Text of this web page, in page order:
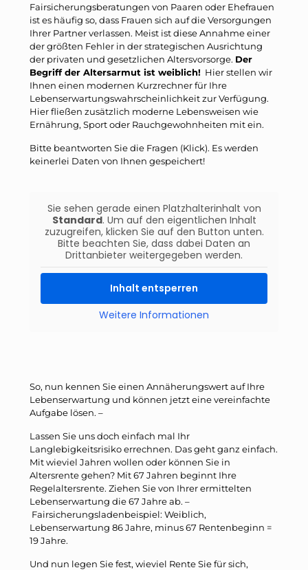
Fairsicherungsberatungen von Paaren oder Ehefrauen
ist es häufig so, dass Frauen sich auf die Versorgungen
Ihrer Partner verlassen. Meist ist diese Annahme einer
der größten Fehler in der strategischen Ausrichtung
der privaten und gesetzlichen Altersvorsorge. Der
Begriff der Altersarmut ist weiblich! Hier stellen wir
Ihnen einen modernen Kurzrechner für Ihre
Lebenserwartungswahrscheinlichkeit zur Verfügung.
Hier fließen zusätzlich moderne Lebensweisen wie
Ernährung, Sport oder Rauchgewohnheiten mit ein.
Bitte beantworten Sie die Fragen (Klick). Es werden
keinerlei Daten von Ihnen gespeichert!
Sie sehen gerade einen Platzhalterinhalt von
Standard. Um auf den eigentlichen Inhalt
zuzugreifen, klicken Sie auf den Button unten.
Bitte beachten Sie, dass dabei Daten an
Drittanbieter weitergegeben werden.
Inhalt entsperren
Weitere Informationen
So, nun kennen Sie einen Annäherungswert auf Ihre
Lebenserwartung und können jetzt eine vereinfachte
Aufgabe lösen. –
Lassen Sie uns doch einfach mal Ihr
Langlebigkeitsrisiko errechnen. Das geht ganz einfach.
Mit wieviel Jahren wollen oder können Sie in
Altersrente gehen? Mit 67 Jahren beginnt Ihre
Regelaltersrente. Ziehen Sie von Ihrer ermittelten
Lebenserwartung die 67 Jahre ab. –
Fairsicherungsladenbeispiel: Weiblich,
Lebenserwartung 86 Jahre, minus 67 Rentenbeginn =
19 Jahre.
Und nun legen Sie fest, wieviel Rente Sie für sich,